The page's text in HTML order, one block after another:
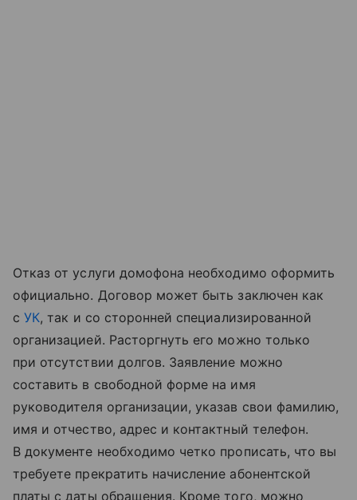
Отказ от услуги домофона необходимо оформить
официально. Договор может быть заключен как
сУК, так и со сторонней специализированной
организацией. Расторгнуть его можно только
при отсутствии долгов. Заявление можно
составить в свободной форме на имя
руководителя организации, указав свои фамилию,
имя и отчество, адрес и контактный телефон.
В документе необходимо четко прописать, что вы
требуете прекратить начисление абонентской
платы с даты обращения. Кроме того, можно